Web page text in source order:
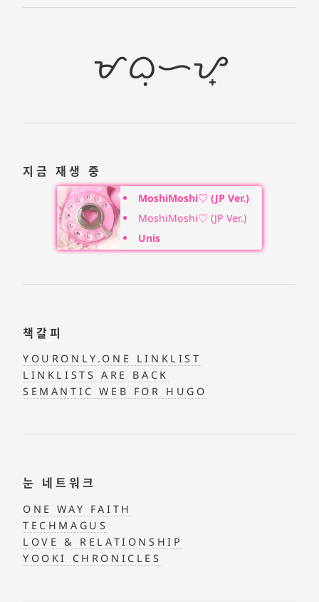
ᜋᜊᜓᜑᜌ᜔
지금 재생 중
MoshiMoshi♡ (JP Ver.)
MoshiMoshi♡ (JP Ver.)
Unis
책갈피
YOURONLY.ONE LINKLIST
LINKLISTS ARE BACK
SEMANTIC WEB FOR HUGO
눈 네트워크
ONE WAY FAITH
TECHMAGUS
LOVE & RELATIONSHIP
YOOKI CHRONICLES